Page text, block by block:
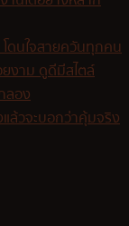
ดนใจสายควันทุกคน
งาม ดูดีมีสไตล์
ลอง
ล้วจะบอกว่าคุ้มจริง